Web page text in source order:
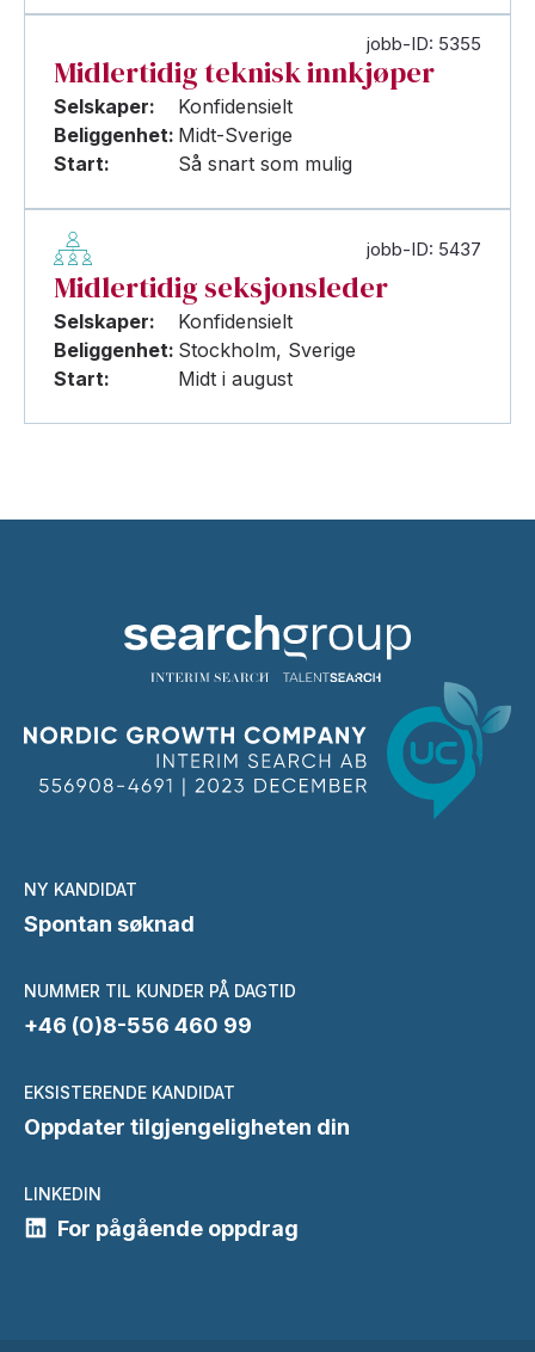
jobb-ID: 5355
Midlertidig teknisk innkjøper
Selskaper:
Konfidensielt
Beliggenhet: Midt-Sverige
Start:
Så snart som mulig
jobb-ID: 5437
Midlertidig seksjonsleder
Selskaper:
Konfidensielt
Beliggenhet: Stockholm, Sverige
Start:
Midt i august
NY KANDIDAT
Spontan søknad
NUMMER TIL KUNDER PÅ DAGTID
+46 (0)8-556 460 99
EKSISTERENDE KANDIDAT
Oppdater tilgjengeligheten din
LINKEDIN
For pågående oppdrag